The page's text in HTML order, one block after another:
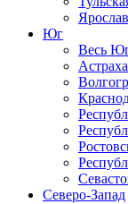
Юг
Весь
Северо-Запад